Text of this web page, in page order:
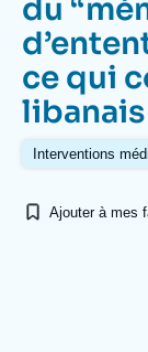
Analyses
Événements
À propos de l'Ifri
L'Ifri en bref
du
ce qui
Interventions
Ajouter à mes